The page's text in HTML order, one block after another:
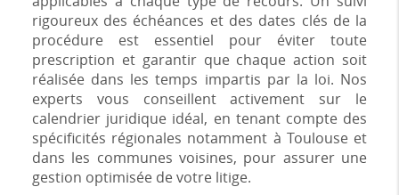
rigoureux des échéances et des dates clés de la
procédure est essentiel pour éviter toute
prescription et garantir que chaque action soit
réalisée dans les temps impartis par la loi. Nos
experts vous conseillent activement sur le
calendrier juridique idéal, en tenant compte des
spécificités régionales notamment à Toulouse et
dans les communes voisines, pour assurer une
gestion optimisée de votre litige.